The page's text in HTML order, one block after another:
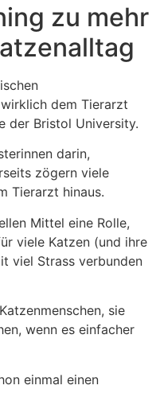
zu mehr
dem Tierarzt
der Bristol University.
darin,
zögern viele
Tierarzt hinaus.
Mittel eine Rolle,
viele Katzen (und ihre
viel Strass verbunden
sie
wenn es einfacher
einmal einen